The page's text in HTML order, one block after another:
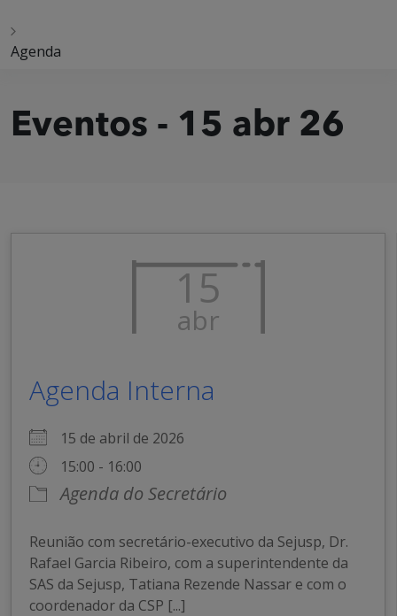
Agenda
Eventos - 15 abr 26
15
abr
Agenda Interna
15 de abril de 2026
15:00 - 16:00
Agenda do Secretário
Reunião com secretário-executivo da Sejusp, Dr.
Rafael Garcia Ribeiro, com a superintendente da
SAS da Sejusp, Tatiana Rezende Nassar e com o
coordenador da CSP [...]